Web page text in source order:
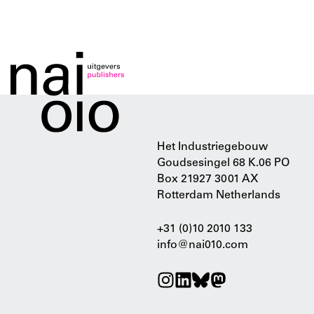
Het Industriegebouw
Goudsesingel 68 K.06 PO
Box 21927 3001 AX
Rotterdam Netherlands
+31 (0)10 2010 133
info@nai010.com